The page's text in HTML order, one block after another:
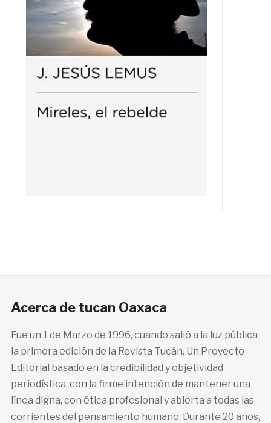
Acerca de tucan Oaxaca
Fue un 1 de Marzo de 1996, cuando salió a la luz pública
la primera edición de la Revista Tucán. Un Proyecto
Editorial basado en la credibilidad y objetividad
periodística, con la firme intención de mantener una
línea digna, con ética profesional y abierta a todas las
corrientes del pensamiento humano. Durante 20 años,